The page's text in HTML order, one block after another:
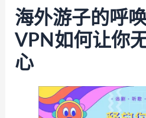
海外游子的呼
VPN如何让你
心